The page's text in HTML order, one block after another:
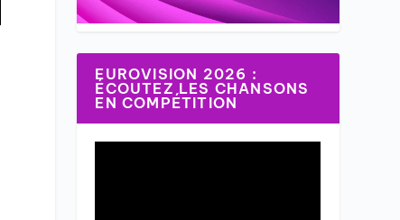
EUROVISION 2026 :
ÉCOUTEZ LES CHANSONS
EN COMPÉTITION